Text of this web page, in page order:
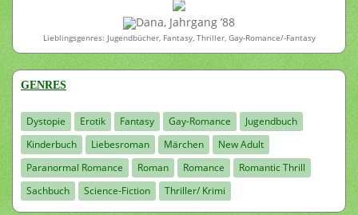
Dana, Jahrgang ’88
Lieblingsgenres: Jugendbücher, Fantasy, Thriller, Gay-Romance/-Fantasy
GENRES
Dystopie Erotik Fantasy Gay-Romance
Jugendbuch
Kinderbuch
Liebesroman Märchen
New Adult
Paranormal Romance
Roman Romance
Romantic Thrill
Sachbuch
Science-Fiction Thriller/ Krimi